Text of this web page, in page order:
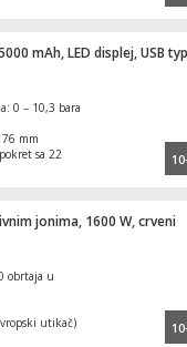
mAh, LED displej, USB
0 – 10,3 bara
mm
sa 22
sa SOS
jonima, 1600 W, crveni
obrtaja u
utikač)